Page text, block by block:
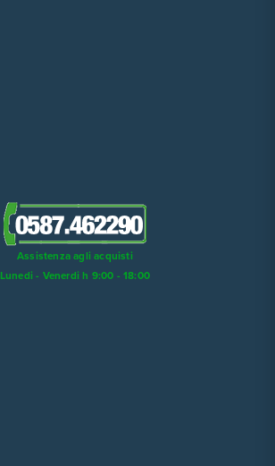
Assistenza agli acquisti
Lunedi - Venerdi h 9:00 - 18:00